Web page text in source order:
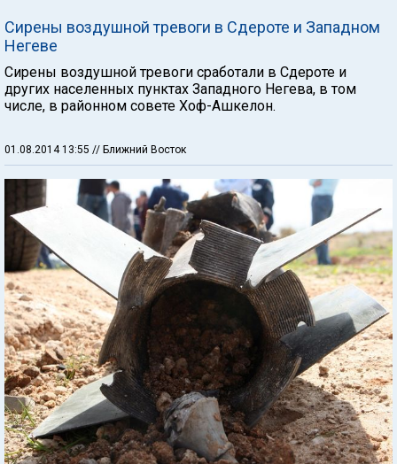
Сирены воздушной тревоги в Сдероте и Западном
Негеве
Сирены воздушной тревоги сработали в Сдероте и
других населенных пунктах Западного Негева, в том
числе, в районном совете Хоф-Ашкелон.
01.08.2014 13:55 // Ближний Восток